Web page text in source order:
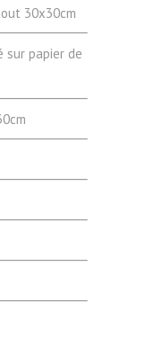
30x30cm
sur papier de